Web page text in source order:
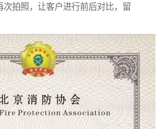
次拍照，让客户进行前后对比，留